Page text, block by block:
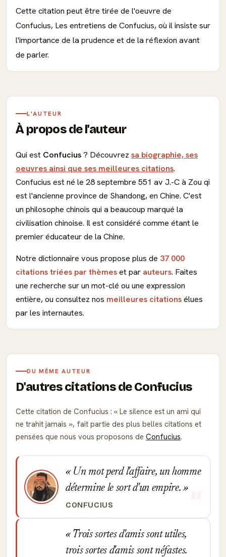
Cette citation peut être tirée de l'oeuvre de
Confucius, Les entretiens de Confucius, où il insiste sur
l'importance de la prudence et de la réflexion avant
de parler.
L'AUTEUR
À propos de l'auteur
Qui est Confucius? Découvrez sa biographie, ses
oeuvres ainsi que ses meilleures citations.
Confucius est né le 28 septembre 551 av J.-C à Zou qi
est l'ancienne province de Shandong, en Chine. C'est
un philosophe chinois qui a beaucoup marqué la
civilisation chinoise. Il est considéré comme étant le
premier éducateur de la Chine.
Notre dictionnaire vous propose plus de 37 000
citations triées par thèmeset par auteurs. Faites
une recherche sur un mot-clé ou une expression
entière, ou consultez nos meilleures citationsélues
par les internautes.
DU MÊME AUTEUR
D'autres citations de Confucius
Cette citation de Confucius :
Le silence est un ami qui
ne trahit jamais
, fait partie des plus belles citations et
pensées que nous vous proposons de Confucius.
Un mot perd l'affaire, un homme
détermine le sort d'un empire.
CONFUCIUS
Trois sortes d'amis sont utiles,
trois sortes d'amis sont néfastes.